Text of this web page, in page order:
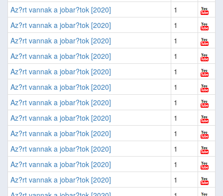
Az?rt vannak a jobar?tok [2020]
1
Az?rt vannak a jobar?tok [2020]
1
Az?rt vannak a jobar?tok [2020]
1
Az?rt vannak a jobar?tok [2020]
1
Az?rt vannak a jobar?tok [2020]
1
Az?rt vannak a jobar?tok [2020]
1
Az?rt vannak a jobar?tok [2020]
1
Az?rt vannak a jobar?tok [2020]
1
Az?rt vannak a jobar?tok [2020]
1
Az?rt vannak a jobar?tok [2020]
1
Az?rt vannak a jobar?tok [2020]
1
Az?rt vannak a jobar?tok [2020]
1